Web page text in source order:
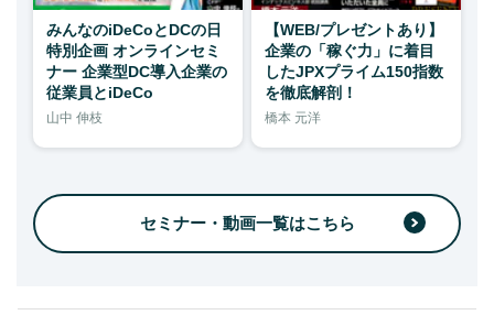
みんなのiDeCoとDCの日
特別企画 オンラインセミ
ナー 企業型DC導入企業の
従業員とiDeCo
山中 伸枝
【WEB/プレゼントあり】
企業の「稼ぐ力」に着目
したJPXプライム150指数
を徹底解剖！
橋本 元洋
セミナー・動画一覧はこちら